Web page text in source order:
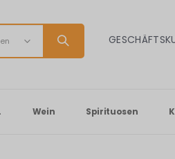
SPRACHE
Wein Spirituosen